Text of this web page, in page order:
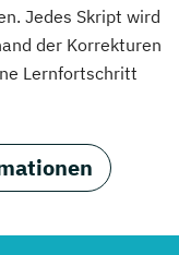
Jedes Skript wird
der Korrekturen
Lernfortschritt